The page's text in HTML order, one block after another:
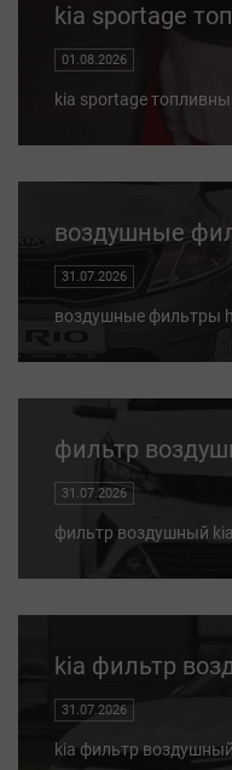
kia sportage
01.08.2026
kia sportage
воздушные
31.07.2026
воздушные фильтры
фильтр
31.07.2026
фильтр воздушный
kia фильтр
31.07.2026
kia фильтр воздушный